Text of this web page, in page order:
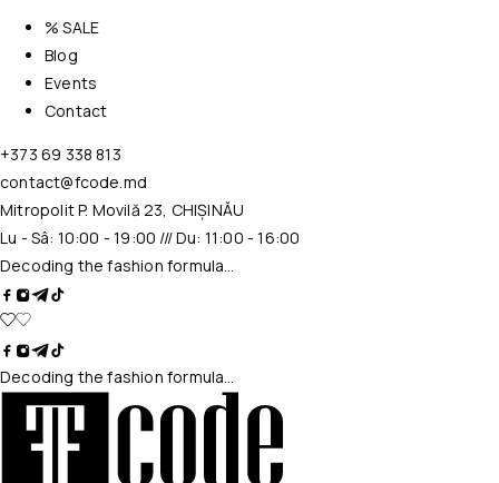
% SALE
Blog
Events
Contact
+373 69 338 813
contact@fcode.md
Mitropolit P. Movilă 23, CHIȘINĂU
Lu - Sâ: 10:00 - 19:00 /// Du: 11:00 - 16:00
Decoding the fashion formula…
Decoding the fashion formula…